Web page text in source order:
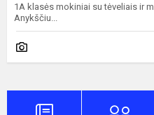
1A klasės mokiniai su tėveliais ir
Anykščiu...